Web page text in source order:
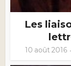
Les
10 août 2016